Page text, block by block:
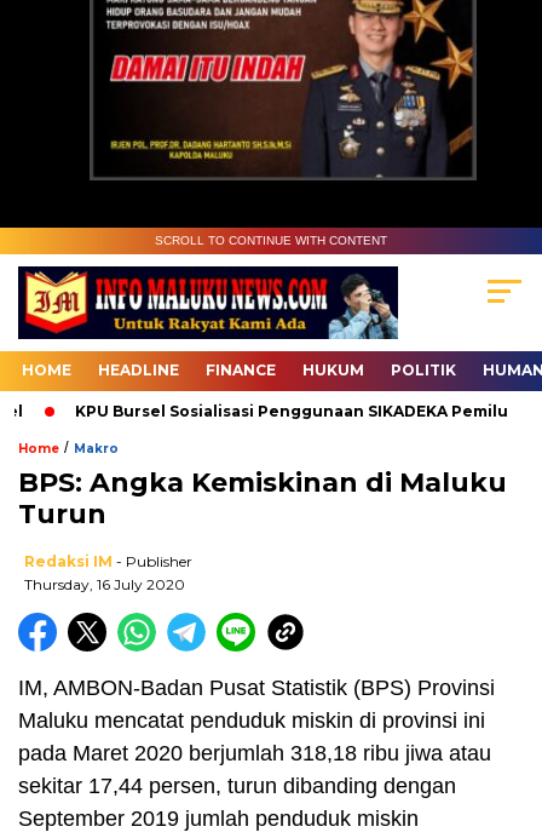
SCROLL TO CONTINUE WITH CONTENT
HOME HEADLINE FINANCE HUKUM POLITIK
KPU Bursel Sosialisasi Penggunaan SIKADEKA Pemilu
Home / Makro
BPS: Angka Kemiskinan di Maluku
Turun
Redaksi IM - Publisher
Thursday, 16 July 2020
IM, AMBON-Badan Pusat Statistik (BPS) Provinsi
Maluku mencatat penduduk miskin di provinsi ini
pada Maret 2020 berjumlah 318,18 ribu jiwa atau
sekitar 17,44 persen, turun dibanding dengan
September 2019 jumlah penduduk miskin